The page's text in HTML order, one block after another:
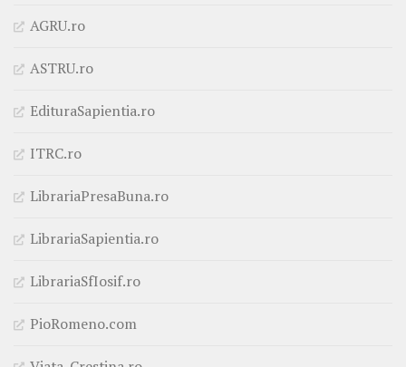
AGRU.ro
ASTRU.ro
EdituraSapientia.ro
ITRC.ro
LibrariaPresaBuna.ro
LibrariaSapientia.ro
LibrariaSfIosif.ro
PioRomeno.com